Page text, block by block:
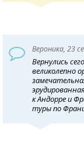
Вероника, 23
Вернулись
великолепно
к Андорре и
туры по